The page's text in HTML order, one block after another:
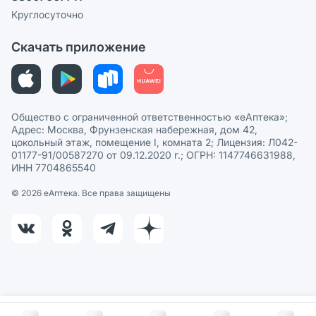
Политика рекомендаций
Этика и соответствие
Политика в отношении обработки персональных данных
Круглосуточно
Скачать приложение
Общество с ограниченной ответственностью «еАптека»;
Адрес: Москва, Фрунзенская набережная, дом 42,
цокольный этаж, помещение I, комната 2; Лицензия: Л042-
01177-91/00587270 от 09.12.2020 г.; ОГРН: 1147746631988,
ИНН 7704865540
© 2026 eАптека. Все права защищены